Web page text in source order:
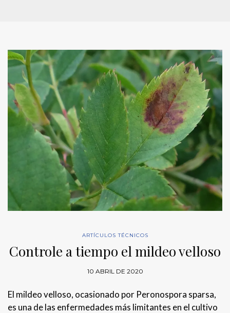
ARTÍCULOS TÉCNICOS
Controle a tiempo el mildeo velloso
10 ABRIL DE 2020
El mildeo velloso, ocasionado por Peronospora sparsa,
es una de las enfermedades más limitantes en el cultivo